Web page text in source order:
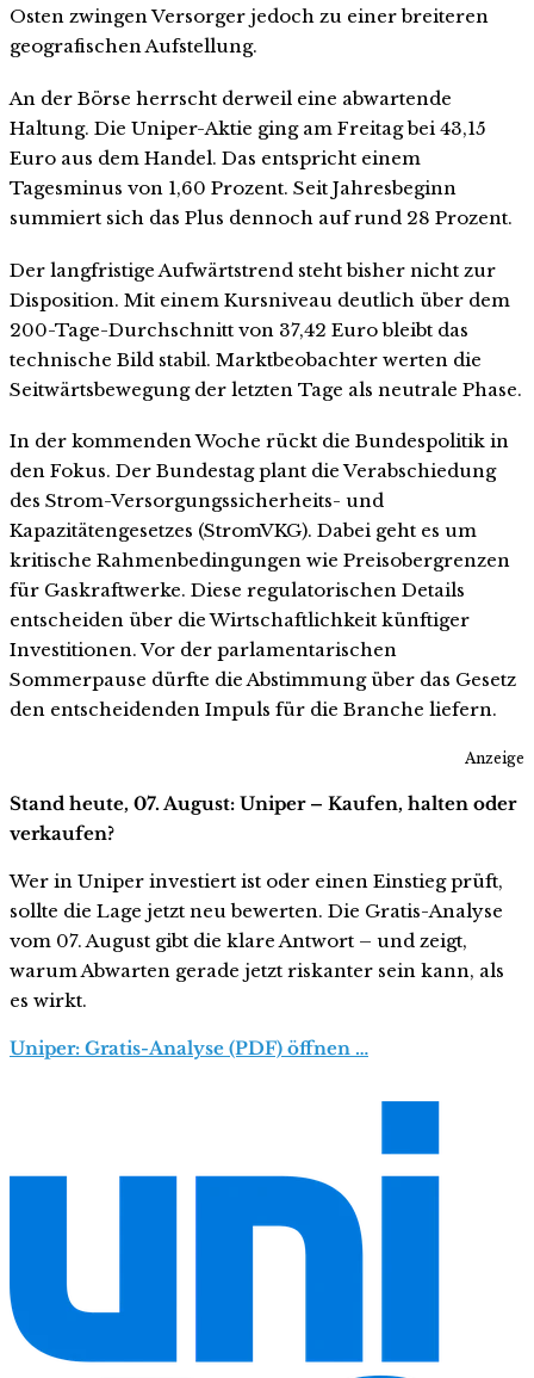
Osten zwingen Versorger jedoch zu einer breiteren
geografischen Aufstellung.
An der Börse herrscht derweil eine abwartende
Haltung. Die Uniper-Aktie ging am Freitag bei 43,15
Euro aus dem Handel. Das entspricht einem
Tagesminus von 1,60 Prozent. Seit Jahresbeginn
summiert sich das Plus dennoch auf rund 28 Prozent.
Der langfristige Aufwärtstrend steht bisher nicht zur
Disposition. Mit einem Kursniveau deutlich über dem
200-Tage-Durchschnitt von 37,42 Euro bleibt das
technische Bild stabil. Marktbeobachter werten die
Seitwärtsbewegung der letzten Tage als neutrale Phase.
In der kommenden Woche rückt die Bundespolitik in
den Fokus. Der Bundestag plant die Verabschiedung
des Strom-Versorgungssicherheits- und
Kapazitätengesetzes (StromVKG). Dabei geht es um
kritische Rahmenbedingungen wie Preisobergrenzen
für Gaskraftwerke. Diese regulatorischen Details
entscheiden über die Wirtschaftlichkeit künftiger
Investitionen. Vor der parlamentarischen
Sommerpause dürfte die Abstimmung über das Gesetz
den entscheidenden Impuls für die Branche liefern.
Anzeige
Stand heute, 07. August: Uniper – Kaufen, halten oder
verkaufen?
Wer in Uniper investiert ist oder einen Einstieg prüft,
sollte die Lage jetzt neu bewerten. Die Gratis-Analyse
vom 07. August gibt die klare Antwort – und zeigt,
warum Abwarten gerade jetzt riskanter sein kann, als
es wirkt.
Uniper: Gratis-Analyse (PDF) öffnen …